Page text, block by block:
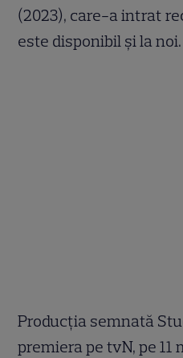
(2023), care-a intrat
este disponibil și la noi.
Producția semnată
premiera pe tvN, pe